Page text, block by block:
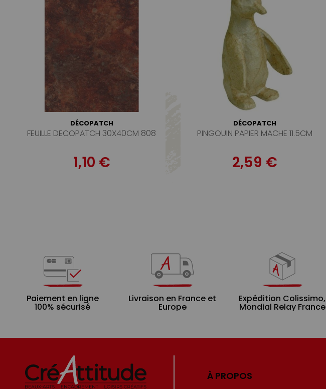
DÉCOPATCH
FEUILLE DECOPATCH 30X40CM 808
1,10 €
DÉCOPATCH
PINGOUIN PAPIER MACHE 11.5CM
2,59 €
Paiement en ligne
100% sécurisé
Livraison en France et
Europe
Expédition Colissimo,
Mondial Relay France
À PROPOS